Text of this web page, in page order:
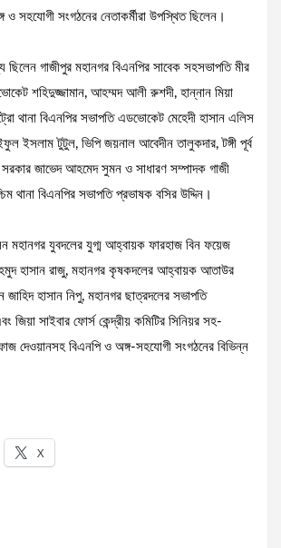
ও সহযোগী সংগঠনের নেতাকর্মীরা উপস্থিত ছিলেন।
ছিলেন গাজীপুর মহানগর বিএনপির সাবেক সহসভাপতি মীর
শহিদুজ্জামান, আহম্মদ আলী রুশদী, হান্নান মিয়া
থানা বিএনপির সভাপতি এডভোকেট মেহেদী হাসান এলিস
ইসলাম টুটুল, ভিপি জয়নাল আবেদীন তালুকদার, টঙ্গী পূর্ব
সরকার জাভেদ আহমেদ সুমন ও সাধারণ সম্পাদক গাজী
থানা বিএনপির সভাপতি প্রভাষক বসির উদ্দিন।
মহানগর যুবদলের যুগ্ম আহ্বায়ক ফারহাজ বিন ফয়েজ
হাসান রাজু, মহানগর কৃষকদলের আহ্বায়ক আতাউর
জাহিদ হাসান নিপু, মহানগর ছাত্রদলের সভাপতি
জিয়া সাইবার ফোর্স কেন্দ্রীয় কমিটির সিনিয়র সহ-
দেওয়ানসহ বিএনপি ও অঙ্গ-সহযোগী সংগঠনের বিভিন্ন
X